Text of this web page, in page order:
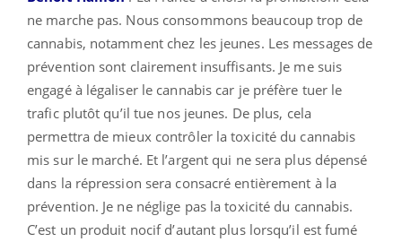
ne marche pas. Nous consommons beaucoup trop de
cannabis, notamment chez les jeunes. Les messages de
prévention sont clairement insuffisants. Je me suis
engagé à légaliser le cannabis car je préfère tuer le
trafic plutôt qu’il tue nos jeunes. De plus, cela
permettra de mieux contrôler la toxicité du cannabis
mis sur le marché. Et l’argent qui ne sera plus dépensé
dans la répression sera consacré entièrement à la
prévention. Je ne néglige pas la toxicité du cannabis.
C’est un produit nocif d’autant plus lorsqu’il est fumé